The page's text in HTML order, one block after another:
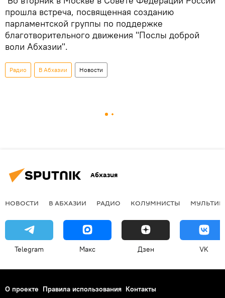
прошла встреча, посвященная созданию
парламентской группы по поддержке
благотворительного движения "Послы доброй
воли Абхазии".
Радио В Абхазии Новости
Абхазия
НОВОСТИ В АБХАЗИИ РАДИО КОЛУМНИСТЫ
Telegram Макс Дзен VK
О проекте Правила использования Контакты